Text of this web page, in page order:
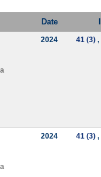
Date
2024 41 (3),
2024 41 (3),